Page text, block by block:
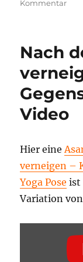
Kommentarzu
Raja
Nach
Video
Hier eine
verneigen –
Yoga Pose ist
Variation
„NACH
VERNEIGEN